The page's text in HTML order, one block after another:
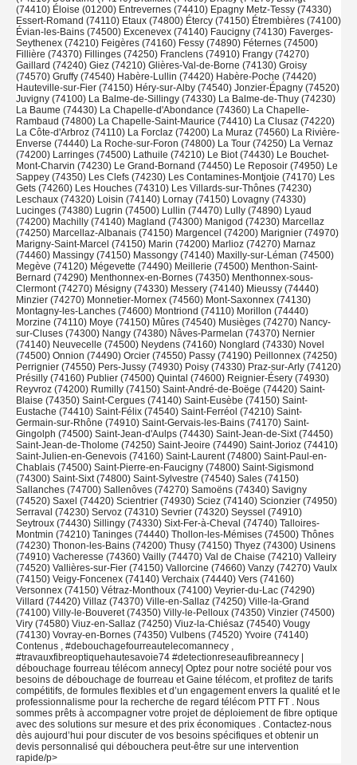
(74410) Éloise (01200) Entrevernes (74410) Epagny Metz-Tessy (74330)
Essert-Romand (74110) Etaux (74800) Étercy (74150) Étrembières (74100)
Évian-les-Bains (74500) Excenevex (74140) Faucigny (74130) Faverges-
Seythenex (74210) Feigères (74160) Fessy (74890) Féternes (74500)
Fillière (74370) Fillinges (74250) Franclens (74910) Frangy (74270)
Gaillard (74240) Giez (74210) Glières-Val-de-Borne (74130) Groisy
(74570) Gruffy (74540) Habère-Lullin (74420) Habère-Poche (74420)
Hauteville-sur-Fier (74150) Héry-sur-Alby (74540) Jonzier-Épagny (74520)
Juvigny (74100) La Balme-de-Sillingy (74330) La Balme-de-Thuy (74230)
La Baume (74430) La Chapelle-d'Abondance (74360) La Chapelle-
Rambaud (74800) La Chapelle-Saint-Maurice (74410) La Clusaz (74220)
La Côte-d'Arbroz (74110) La Forclaz (74200) La Muraz (74560) La Rivière-
Enverse (74440) La Roche-sur-Foron (74800) La Tour (74250) La Vernaz
(74200) Larringes (74500) Lathuile (74210) Le Biot (74430) Le Bouchet-
Mont-Charvin (74230) Le Grand-Bornand (74450) Le Reposoir (74950) Le
Sappey (74350) Les Clefs (74230) Les Contamines-Montjoie (74170) Les
Gets (74260) Les Houches (74310) Les Villards-sur-Thônes (74230)
Leschaux (74320) Loisin (74140) Lornay (74150) Lovagny (74330)
Lucinges (74380) Lugrin (74500) Lullin (74470) Lully (74890) Lyaud
(74200) Machilly (74140) Magland (74300) Manigod (74230) Marcellaz
(74250) Marcellaz-Albanais (74150) Margencel (74200) Marignier (74970)
Marigny-Saint-Marcel (74150) Marin (74200) Marlioz (74270) Marnaz
(74460) Massingy (74150) Massongy (74140) Maxilly-sur-Léman (74500)
Megève (74120) Mégevette (74490) Meillerie (74500) Menthon-Saint-
Bernard (74290) Menthonnex-en-Bornes (74350) Menthonnex-sous-
Clermont (74270) Mésigny (74330) Messery (74140) Mieussy (74440)
Minzier (74270) Monnetier-Mornex (74560) Mont-Saxonnex (74130)
Montagny-les-Lanches (74600) Montriond (74110) Morillon (74440)
Morzine (74110) Moye (74150) Mûres (74540) Musièges (74270) Nancy-
sur-Cluses (74300) Nangy (74380) Nâves-Parmelan (74370) Nernier
(74140) Neuvecelle (74500) Neydens (74160) Nonglard (74330) Novel
(74500) Onnion (74490) Orcier (74550) Passy (74190) Peillonnex (74250)
Perrignier (74550) Pers-Jussy (74930) Poisy (74330) Praz-sur-Arly (74120)
Présilly (74160) Publier (74500) Quintal (74600) Reignier-Ésery (74930)
Reyvroz (74200) Rumilly (74150) Saint-André-de-Boëge (74420) Saint-
Blaise (74350) Saint-Cergues (74140) Saint-Eusèbe (74150) Saint-
Eustache (74410) Saint-Félix (74540) Saint-Ferréol (74210) Saint-
Germain-sur-Rhône (74910) Saint-Gervais-les-Bains (74170) Saint-
Gingolph (74500) Saint-Jean-d'Aulps (74430) Saint-Jean-de-Sixt (74450)
Saint-Jean-de-Tholome (74250) Saint-Jeoire (74490) Saint-Jorioz (74410)
Saint-Julien-en-Genevois (74160) Saint-Laurent (74800) Saint-Paul-en-
Chablais (74500) Saint-Pierre-en-Faucigny (74800) Saint-Sigismond
(74300) Saint-Sixt (74800) Saint-Sylvestre (74540) Sales (74150)
Sallanches (74700) Sallenôves (74270) Samoëns (74340) Savigny
(74520) Saxel (74420) Scientrier (74930) Sciez (74140) Scionzier (74950)
Serraval (74230) Servoz (74310) Sevrier (74320) Seyssel (74910)
Seytroux (74430) Sillingy (74330) Sixt-Fer-à-Cheval (74740) Talloires-
Montmin (74210) Taninges (74440) Thollon-les-Mémises (74500) Thônes
(74230) Thonon-les-Bains (74200) Thusy (74150) Thyez (74300) Usinens
(74910) Vacheresse (74360) Vailly (74470) Val de Chaise (74210) Valleiry
(74520) Vallières-sur-Fier (74150) Vallorcine (74660) Vanzy (74270) Vaulx
(74150) Veigy-Foncenex (74140) Verchaix (74440) Vers (74160)
Versonnex (74150) Vétraz-Monthoux (74100) Veyrier-du-Lac (74290)
Villard (74420) Villaz (74370) Ville-en-Sallaz (74250) Ville-la-Grand
(74100) Villy-le-Bouveret (74350) Villy-le-Pelloux (74350) Vinzier (74500)
Viry (74580) Viuz-en-Sallaz (74250) Viuz-la-Chiésaz (74540) Vougy
(74130) Vovray-en-Bornes (74350) Vulbens (74520) Yvoire (74140)
Contenus , #debouchagefourreautelecomannecy ,
#travauxfibreoptiquehautesavoie74 #detectionreseaufibreannecy |
débouchage fourreau télécom annecy| Optez pour notre société pour vos
besoins de débouchage de fourreau et Gaine télécom, et profitez de tarifs
compétitifs, de formules flexibles et d’un engagement envers la qualité et le
professionnalisme pour la recherche de regard télécom PTT FT . Nous
sommes prêts à accompagner votre projet de déploiement de fibre optique
avec des solutions sur mesure et des prix économiques . Contactez-nous
dès aujourd’hui pour discuter de vos besoins spécifiques et obtenir un
devis personnalisé qui débouchera peut-être sur une intervention
rapide/p>